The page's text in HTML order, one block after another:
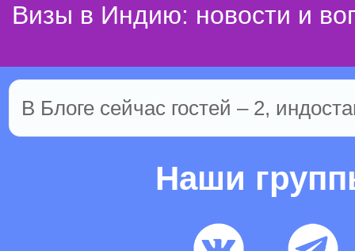
Визы в Индию: новости и
В Блоге сейчас гостей – 2,
Наши